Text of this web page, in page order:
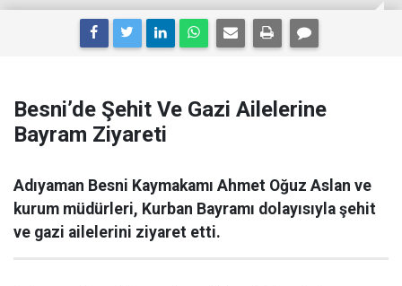
Besni’de Şehit Ve Gazi Ailelerine
Bayram Ziyareti
Adıyaman Besni Kaymakamı Ahmet Oğuz Aslan ve
kurum müdürleri, Kurban Bayramı dolayısıyla şehit
ve gazi ailelerini ziyaret etti.